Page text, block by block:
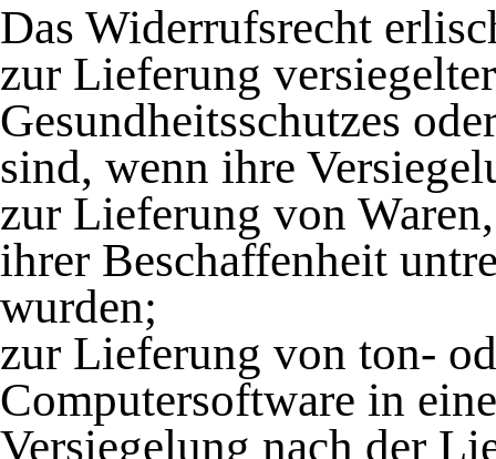
Das Widerrufsrecht
zur Lieferung
Gesundheitsschutzes
sind, wenn ihre
zur Lieferung von
ihrer Beschaffenheit
wurden;
zur Lieferung von ton-
Computersoftware in
Versiegelung nach der